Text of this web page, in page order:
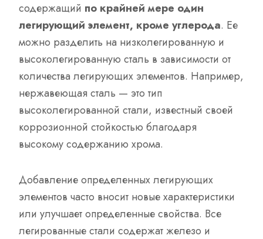
содержащий по крайней мере один
легирующий элемент, кроме углерода. Ее
можно разделить на низколегированную и
высоколегированную сталь в зависимости от
количества легирующих элементов. Например,
нержавеющая сталь — это тип
высоколегированной стали, известный своей
коррозионной стойкостью благодаря
высокому содержанию хрома.
Добавление определенных легирующих
элементов часто вносит новые характеристики
или улучшает определенные свойства. Все
легированные стали содержат железо и